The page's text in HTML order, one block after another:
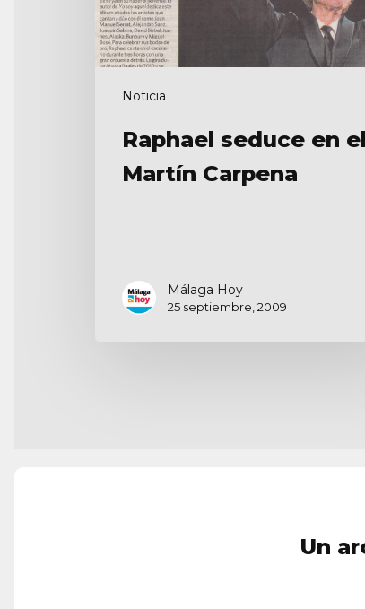
Noticia
Raphael seduce en el
Martín Carpena
Málaga Hoy
25 septiembre, 2009
Un